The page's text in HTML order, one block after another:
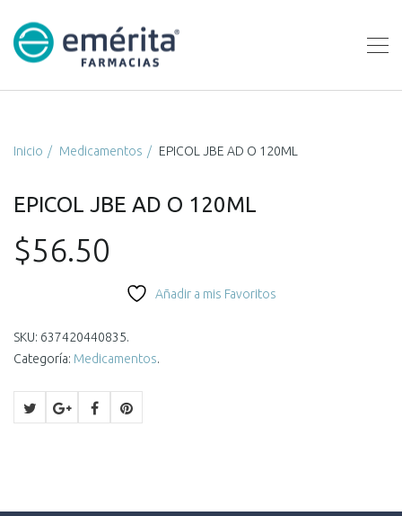
Inicio Medicamentos EPICOL JBE AD O 120ML
EPICOL JBE AD O 120ML
$56.50
Añadir a mis Favoritos
SKU: 637420440835.
Categoría: Medicamentos.